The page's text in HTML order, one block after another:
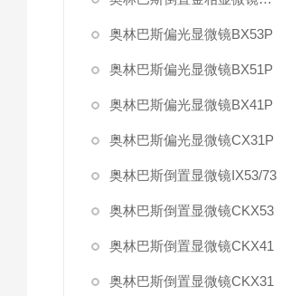
奥林巴斯偏光显微镜BX53P
奥林巴斯偏光显微镜BX51P
奥林巴斯偏光显微镜BX41P
奥林巴斯偏光显微镜CX31P
奥林巴斯倒置显微镜IX53/73
奥林巴斯倒置显微镜CKX53
奥林巴斯倒置显微镜CKX41
奥林巴斯倒置显微镜CKX31